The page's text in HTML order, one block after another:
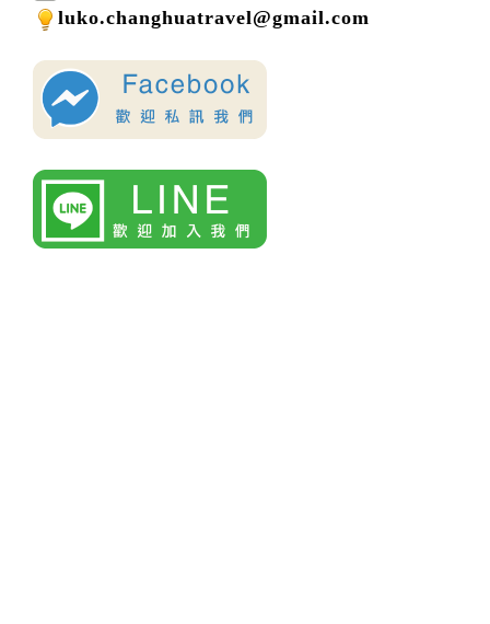
luko.changhuatravel@gmail.com